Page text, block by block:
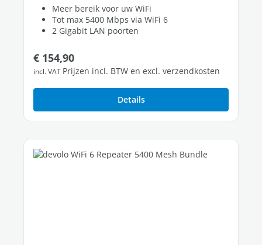
Meer bereik voor uw WiFi
Tot max 5400 Mbps via WiFi 6
2 Gigabit LAN poorten
Normale prijs:
€ 154,90
incl. VAT Prijzen incl. BTW en excl. verzendkosten
Details